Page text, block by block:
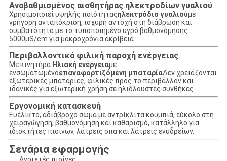
Αναβαθμισμένος αισθητήρας ηλεκτροδίων γυαλιού
Χρησιμοποιεί υψηλής ποιότηταςηλεκτρόδιο γυαλιούμε
γρήγορη ανταπόκριση, ισχυρή αντοχή στη διάβρωση και
συμβατότητα με το τυποποιημένο υγρό βαθμονόμησης
5000μS/cm για μακροχρόνια ακρίβεια.
Περιβαλλοντικά φιλική παροχή ενέργειας
Με κινητήρα: Ηλιακή ενέργειαμε
ενσωματωμένοεπαναφορτιζόμενη μπαταρίαΔεν χρειάζονται
εξωτερικές μπαταρίες, φιλικές προς το περιβάλλον και
ιδανικές για εξωτερική χρήση σε ηλιόλουστες συνθήκες.
Εργονομική κατασκευή
Ευέλικτο, αδιάβροχο σώμα με αντρίκλιτα κουμπιά, εύκολο στη
χειραγώγηση, βαθμονόμηση και καθαρισμό, κατάλληλο για
ιδιοκτήτες πισίνων, λάτρεις σπα και λάτρεις ενυδρείων.
Σενάρια εφαρμογής